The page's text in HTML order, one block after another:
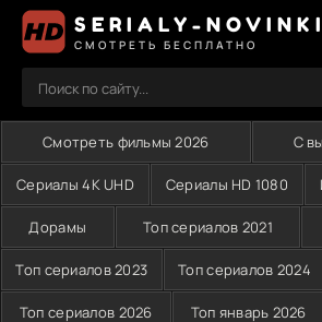
SERIALY-NOVINKI
СМОТРЕТЬ БЕСПЛАТНО
Смотреть фильмы 2026 С
Сериалы 4K UHD Сериалы HD 1080
Дорамы Топ сериалов 2021
Топ сериалов 2023 Топ сериалов 2024
Топ сериалов 2026 Топ январь 2026